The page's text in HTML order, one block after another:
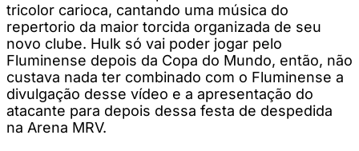
tricolor carioca, cantando uma música do
repertorio da maior torcida organizada de seu
novo clube. Hulk só vai poder jogar pelo
Fluminense depois da Copa do Mundo, então, não
custava nada ter combinado com o Fluminense a
divulgação desse vídeo e a apresentação do
atacante para depois dessa festa de despedida
na Arena MRV.